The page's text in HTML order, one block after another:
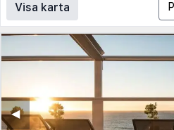
Visa karta
◀︎